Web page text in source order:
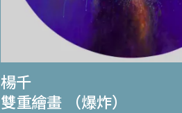
楊千
雙重繪畫 （爆炸）